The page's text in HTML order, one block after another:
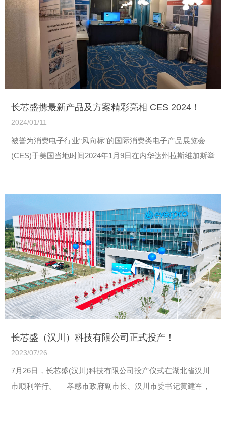
长芯盛携最新产品及方案精彩亮相 CES 2024！
2024/01/11
被誉为消费电子行业“风向标”的国际消费类电子产品展览会
(CES)于美国当地时间2024年1月9日在内华达州拉斯维加斯举
长芯盛（汉川）科技有限公司正式投产！
2023/07/26
7月26日，长芯盛(汉川)科技有限公司投产仪式在湖北省汉川
市顺利举行。 孝感市政府副市长、汉川市委书记黄建军，